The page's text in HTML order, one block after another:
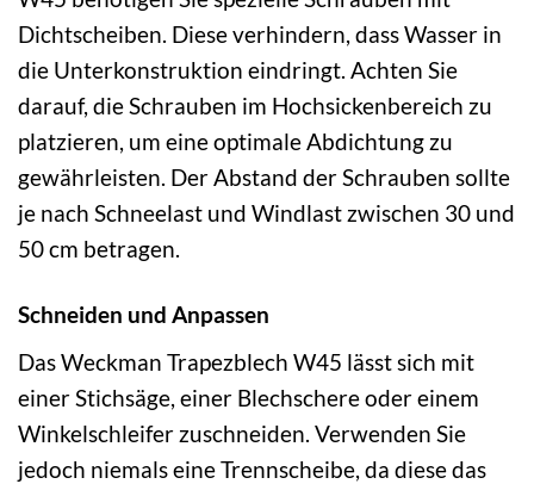
Dichtscheiben. Diese verhindern, dass Wasser in
die Unterkonstruktion eindringt. Achten Sie
darauf, die Schrauben im Hochsickenbereich zu
platzieren, um eine optimale Abdichtung zu
gewährleisten. Der Abstand der Schrauben sollte
je nach Schneelast und Windlast zwischen 30 und
50 cm betragen.
Schneiden und Anpassen
Das Weckman Trapezblech W45 lässt sich mit
einer Stichsäge, einer Blechschere oder einem
Winkelschleifer zuschneiden. Verwenden Sie
jedoch niemals eine Trennscheibe, da diese das